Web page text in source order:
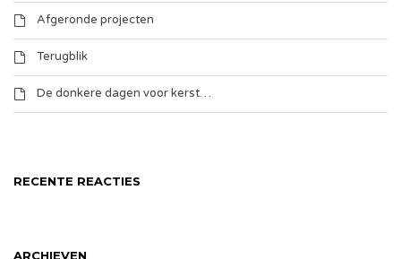
Afgeronde projecten
Terugblik
De donkere dagen voor kerst…
RECENTE REACTIES
ARCHIEVEN